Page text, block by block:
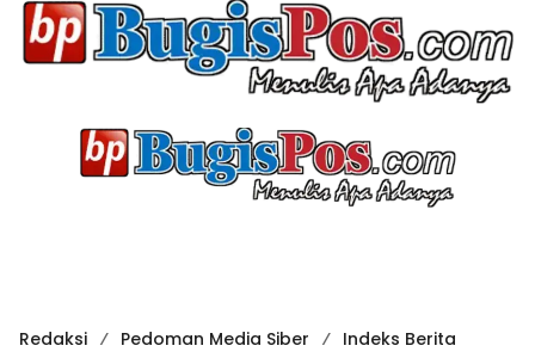
Redaksi Pedoman Media Siber Indeks Berita